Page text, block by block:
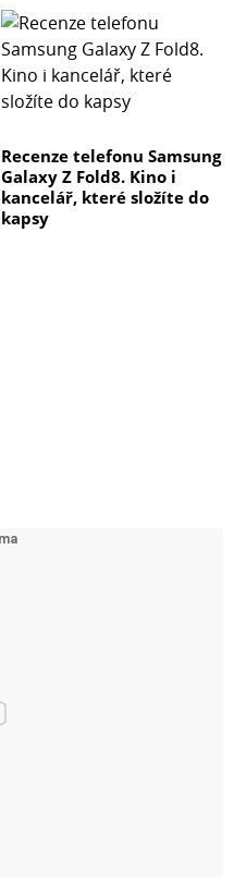
Recenze telefonu Samsung
Galaxy Z Fold8. Kino i
kancelář, které složíte do
kapsy